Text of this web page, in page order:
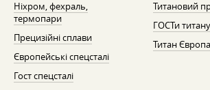
Ніхром, фехраль,
термопари
Прецизійні сплави
Європейські спецсталі
Гост спецсталі
Титановий
ГОСТи титану
Титан Європа